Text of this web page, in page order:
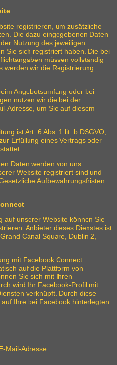
registrieren, um zusätzliche
Die dazu eingegebenen Daten
Nutzung des jeweiligen
Sie sich registriert haben. Die bei
müssen vollständig
werden wir die Registrierung
Angebotsumfang oder bei
nutzen wir die bei der
Adresse, um Sie auf diesem
ist Art. 6 Abs. 1 lit. b DSGVO,
Erfüllung eines Vertrags oder
Daten werden von uns
Website registriert sind und
Aufbewahrungsfristen
auf unserer Website können Sie
Anbieter dieses Dienstes ist
Canal Square, Dublin 2,
mit Facebook Connect
auf die Plattform von
Sie sich mit Ihren
wird Ihr Facebook-Profil mit
verknüpft. Durch diese
Ihre bei Facebook hinterlegten
Mail-Adresse